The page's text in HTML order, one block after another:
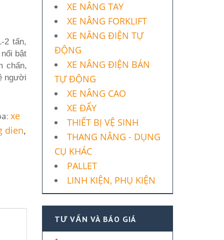
2 tấn,
bật
chấn,
người
xe
dien,
XE NÂNG TAY
XE NÂNG FORKLIFT
XE NÂNG ĐIỆN TỰ
ĐỘNG
XE NÂNG ĐIỆN BÁN
TỰ ĐỘNG
XE NÂNG CAO
XE ĐẨY
THIẾT BỊ VỆ SINH
THANG NÂNG - DỤNG
CỤ KHÁC
PALLET
LINH KIỆN, PHỤ KIỆN
TƯ VẤN VÀ BÁO GIÁ